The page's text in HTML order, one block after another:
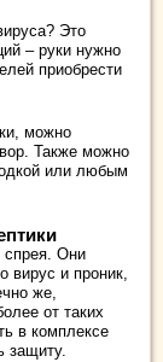
Это
– руки нужно
приобрести
можно
Также можно
или любым
спрея. Они
вирус и проник,
же,
от таких
в комплексе
защиту.